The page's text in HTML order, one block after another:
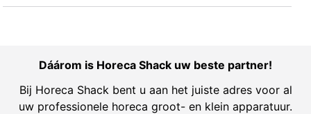
Dáárom is Horeca Shack uw beste partner!
Bij Horeca Shack bent u aan het juiste adres voor al
uw professionele horeca groot- en klein apparatuur.